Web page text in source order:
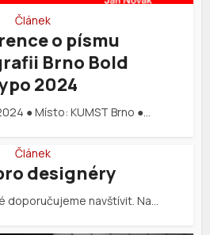
Článek
o písmu
Brno Bold
2024
● Místo: KUMST Brno ●…
Článek
designéry
doporučujeme navštívit. Na…